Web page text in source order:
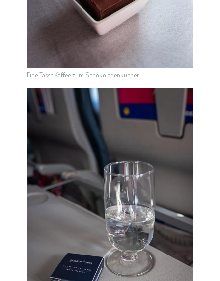
Eine Tasse Kaffee zum Schokoladenkuchen